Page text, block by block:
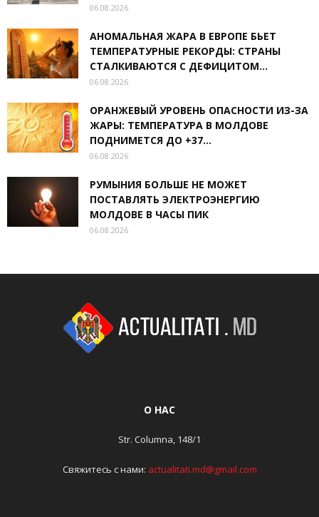
06.08.2026
АНОМАЛЬНАЯ ЖАРА В ЕВРОПЕ БЬЕТ
ТЕМПЕРАТУРНЫЕ РЕКОРДЫ: СТРАНЫ
СТАЛКИВАЮТСЯ С ДЕФИЦИТОМ...
06.08.2026
ОРАНЖЕВЫЙ УРОВЕНЬ ОПАСНОСТИ ИЗ-ЗА
ЖАРЫ: ТЕМПЕРАТУРА В МОЛДОВЕ
ПОДНИМЕТСЯ ДО +37...
06.08.2026
РУМЫНИЯ БОЛЬШЕ НЕ МОЖЕТ
ПОСТАВЛЯТЬ ЭЛЕКТРОЭНЕРГИЮ
МОЛДОВЕ В ЧАСЫ ПИК
06.08.2026
О НАС
Str. Columna, 148/1
Свяжитесь с нами: actualitati.md@gmail.com